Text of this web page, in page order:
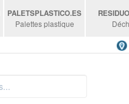
PALETSPLASTICO.ES
Palettes plastique